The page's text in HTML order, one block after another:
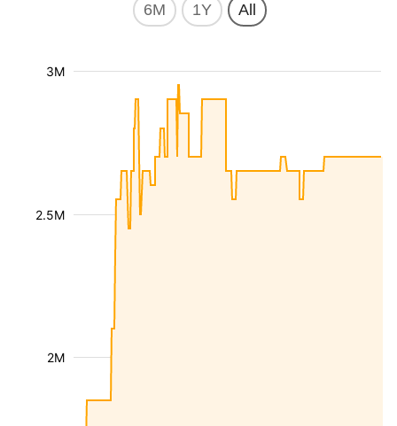
6M 1Y All
2M
2.5M
3M